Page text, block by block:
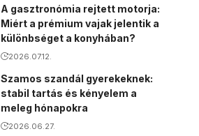
A gasztronómia rejtett motorja:
Miért a prémium vajak jelentik a
különbséget a konyhában?
2026.07.12.
Szamos szandál gyerekeknek:
stabil tartás és kényelem a
meleg hónapokra
2026.06.27.